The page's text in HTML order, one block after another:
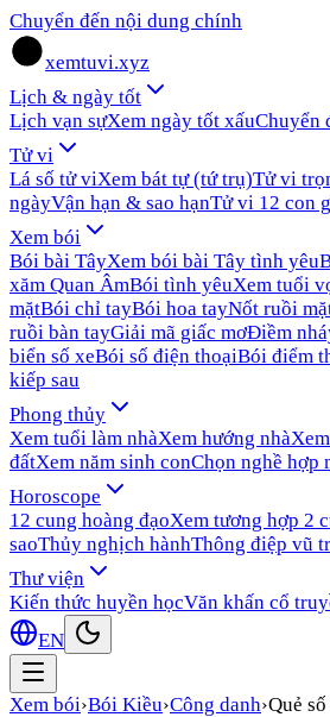
Chuyển đến nội dung chính
xemtuvi.xyz
Lịch & ngày tốt
Lịch vạn sựXem ngày tốt xấuChuyển
Tử vi
Lá số tử viXem bát tự (tứ trụ)Tử vi
ngàyVận hạn & sao hạnTử vi 12 con
Xem bói
Bói bài TâyXem bói bài Tây tình yêu
xăm Quan ÂmBói tình yêuXem tuổi
mặtBói chỉ tayBói hoa tayNốt ruồi
ruồi bàn tayGiải mã giấc mơĐiềm
biển số xeBói số điện thoạiBói điểm
kiếp sau
Phong thủy
Xem tuổi làm nhàXem hướng nhà
đấtXem năm sinh conChọn nghề hợp
Horoscope
12 cung hoàng đạoXem tương hợp 2
saoThủy nghịch hànhThông điệp vũ
Thư viện
Kiến thức huyền họcVăn khấn cổ
EN
Xem bói›Bói Kiều›Công danh›Quẻ số